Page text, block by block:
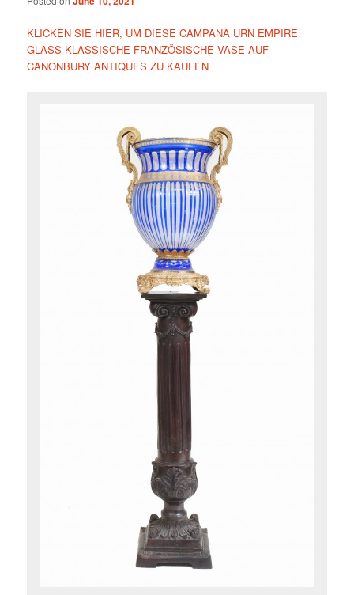
KLICKEN SIE HIER, UM DIESE CAMPANA URN EMPIRE
GLASS KLASSISCHE FRANZÖSISCHE VASE AUF
CANONBURY ANTIQUES ZU KAUFEN